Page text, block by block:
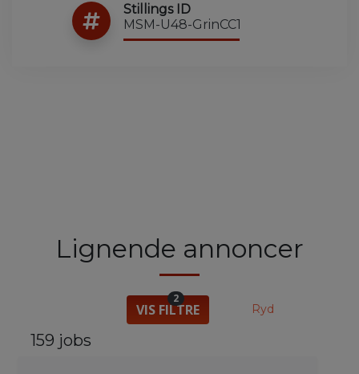
Stillings ID
MSM-U48-GrinCC1
Lignende annoncer
VIS FILTRE
2
Ryd
159 jobs